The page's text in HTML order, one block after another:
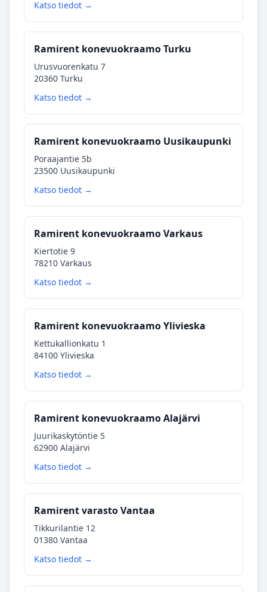
Katso tiedot →
Ramirent konevuokraamo Turku
Urusvuorenkatu 7
20360 Turku
Katso tiedot →
Ramirent konevuokraamo Uusikaupunki
Poraajantie 5b
23500 Uusikaupunki
Katso tiedot →
Ramirent konevuokraamo Varkaus
Kiertotie 9
78210 Varkaus
Katso tiedot →
Ramirent konevuokraamo Ylivieska
Kettukallionkatu 1
84100 Ylivieska
Katso tiedot →
Ramirent konevuokraamo Alajärvi
Juurikaskytöntie 5
62900 Alajärvi
Katso tiedot →
Ramirent varasto Vantaa
Tikkurilantie 12
01380 Vantaa
Katso tiedot →